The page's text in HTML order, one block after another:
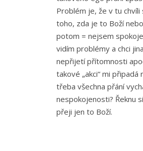
Problém je, že v tu
toho, zda je to Boží
potom = nejsem
vidím problémy a chci
nepřijetí přítomnosti
takové „akci“ mi připadá
třeba všechna přání
nespokojenosti? Řeknu
přeji jen to Boží.